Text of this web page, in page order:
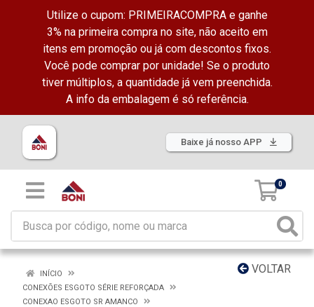
Utilize o cupom: PRIMEIRACOMPRA e ganhe
3% na primeira compra no site, não aceito em
itens em promoção ou já com descontos fixos.
Você pode comprar por unidade! Se o produto
tiver múltiplos, a quantidade já vem preenchida.
A info da embalagem é só referência.
Baixe já nosso APP
0
VOLTAR
INÍCIO
CONEXÕES ESGOTO SÉRIE REFORÇADA
CONEXAO ESGOTO SR AMANCO